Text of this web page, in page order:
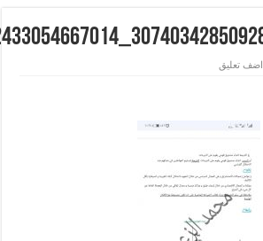
اضف تعليق